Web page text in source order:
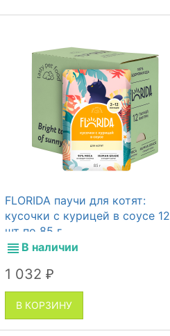
FLORIDA паучи для котят:
кусочки с курицей в соусе 12
шт по 85 г
В наличии
1 032 ₽
В КОРЗИНУ